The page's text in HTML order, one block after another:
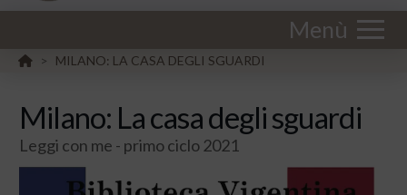
Menù
HOME
> MILANO: LA CASA DEGLI SGUARDI
Milano: La casa degli sguardi
Leggi con me - primo ciclo 2021